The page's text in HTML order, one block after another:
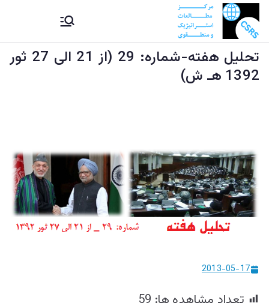
to
content
CSRS |
مرکز
و منطقوی |
د
ستراتېژیکو
ییزو څېړنو
مرکز مطالعات استراتیژيک و
منطقوی دستراتېژیکو او
سیمه ییزو څېړنو مرکز
تحلیل هفته-شماره: 29 (از 21 الی 27 ثور
1392 هـ ش)
2013-05-17
تعداد مشاهده ها: 59